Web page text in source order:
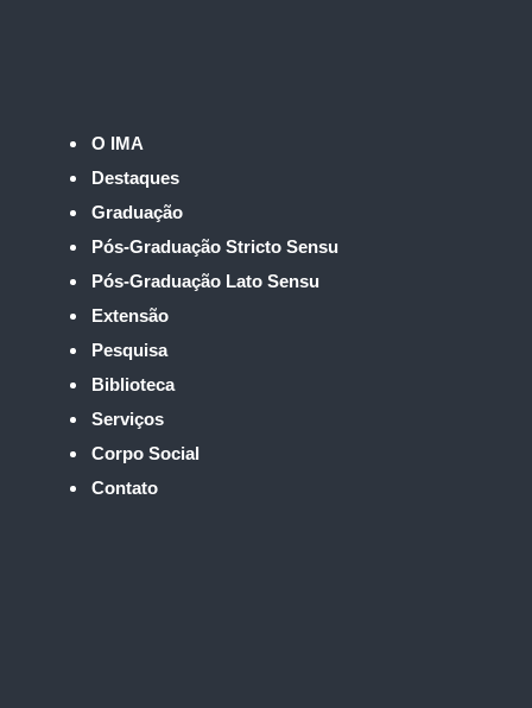
O IMA
Destaques
Graduação
Pós-Graduação Stricto Sensu
Pós-Graduação Lato Sensu
Extensão
Pesquisa
Biblioteca
Serviços
Corpo Social
Contato